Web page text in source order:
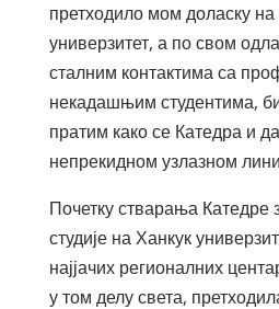
претходило мом доласку на
универзитет, а по свом
сталним контактима са
некадашњим студентима,
пратим како се Катедра и
непрекидном узлазном
Почетку стварања Катедре
студије на Ханкук
најјачих регионалних
у том делу света,